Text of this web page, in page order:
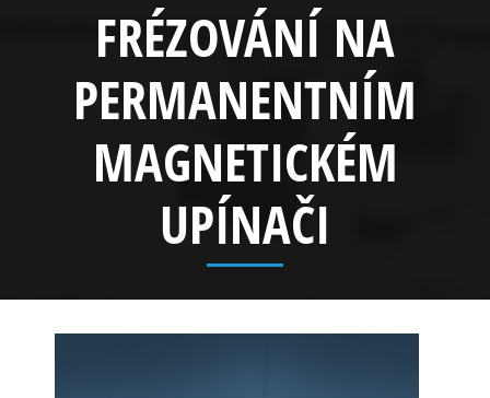
FRÉZOVÁNÍ NA
PERMANENTNÍM
MAGNETICKÉM
UPÍNAČI